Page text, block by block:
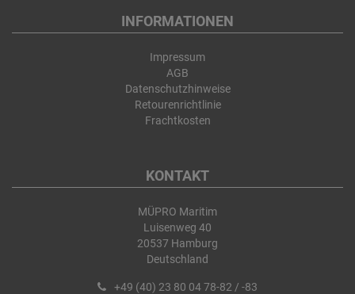
INFORMATIONEN
Impressum
AGB
Datenschutzhinweise
Retourenrichtlinie
Frachtkosten
KONTAKT
MÜPRO Maritim
Luisenweg 40
20537 Hamburg
Deutschland
+49 (40) 23 80 04 78-82 / -83